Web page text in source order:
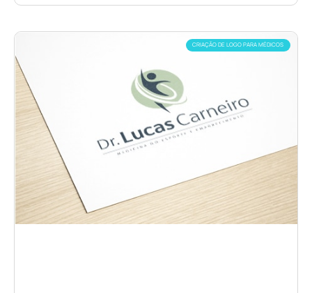
CRIAÇÃO DE LOGO PARA MÉDICOS